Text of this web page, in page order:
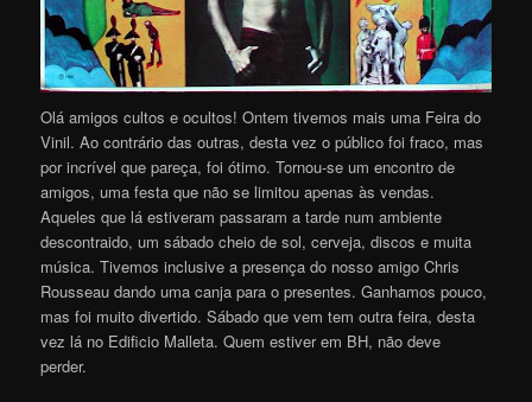
Olá amigos cultos e ocultos! Ontem tivemos mais uma Feira do
Vinil. Ao contrário das outras, desta vez o público foi fraco, mas
por incrível que pareça, foi ótimo. Tornou-se um encontro de
amigos, uma festa que não se limitou apenas às vendas.
Aqueles que lá estiveram passaram a tarde num ambiente
descontraido, um sábado cheio de sol, cerveja, discos e muita
música. Tivemos inclusive a presença do nosso amigo Chris
Rousseau dando uma canja para o presentes. Ganhamos pouco,
mas foi muito divertido. Sábado que vem tem outra feira, desta
vez lá no Edificio Malleta. Quem estiver em BH, não deve
perder.